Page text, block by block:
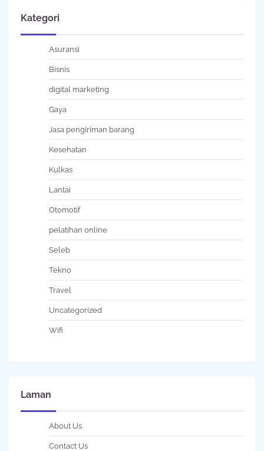
Kategori
Asuransi
Bisnis
digital marketing
Gaya
Jasa pengiriman barang
Kesehatan
Kulkas
Lantai
Otomotif
pelatihan online
Seleb
Tekno
Travel
Uncategorized
Wifi
Laman
About Us
Contact Us